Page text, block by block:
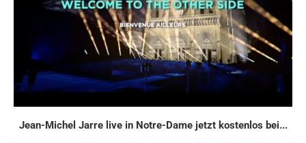
Jean-Michel Jarre live in Notre-Dame jetzt kostenlos bei...